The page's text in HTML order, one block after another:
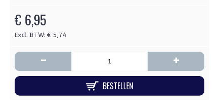
€ 6,95
Excl. BTW: € 5,74
- +
BESTELLEN